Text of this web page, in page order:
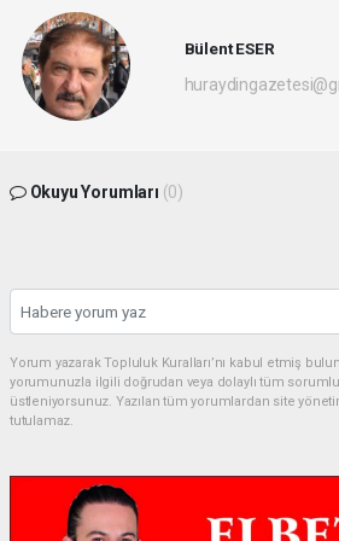
Bülent ESER
Okuyu Yorumları (0)
Yorum yazarak Topluluk Kuralları’nı kabul etmiş
yorumunuzla ilgili doğrudan veya dolaylı tüm
üstleniyorsunuz. Yazılan tüm yorumlardan site
tutulamaz.